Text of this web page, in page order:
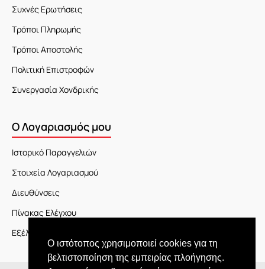
Ο ιστότοπος χρησιμοποιεί cookies για τη
βελτιστοποίηση της εμπειρίας πλοήγησης.
Συχνές Ερωτήσεις
Τρόποι Πληρωμής
Τρόποι Αποστολής
Πολιτική Επιστροφών
Συνεργασία Χονδρικής
Ο Λογαριασμός μου
Ιστορικό Παραγγελιών
Στοιχεία Λογαριασμού
Διευθύνσεις
Πίνακας Ελέγχου
Εξέλιξη Παραγγελίας